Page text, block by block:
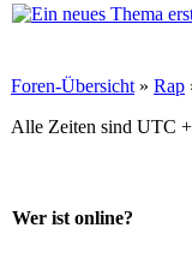
Foren-Übersicht » Rap
Alle Zeiten sind UTC
Wer ist online?